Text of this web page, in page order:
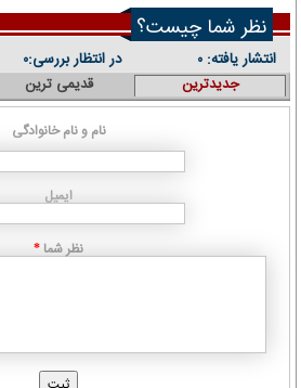
نظر شما چیست؟
انتشار یافته: ۰ در انتظار بررسی:۰
جدیدترین قدیمی ترین
نام و نام خانوادگی
ایمیل
نظر شما *